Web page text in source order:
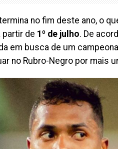
no fim deste ano, o
de 1º de julho. De
em busca de um
no Rubro-Negro por mais